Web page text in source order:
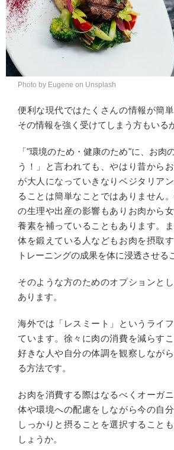
Photo by Eugene on Unsplash
便利な現代ではたくさんの情報が簡
その情報を強く受けてしまう方もいる
「"環境のため・健康のため"に、お肉
う！」と言われても、やはり昔から
が大人になっていきなりベジタリア
ることは簡単なことではありません
の生理や出産の影響もありお肉から
養素を補っていることもあります。ま
体を鍛えている人などもお肉を摂取
トレーニングの成果を体に浸透させる
そのような方のためのオプションと
あります。
海外では「レスミート」というライ
ています。徐々に肉の消費を減らす
好きな人や自分の体調を観察しなが
る方法です。
お肉を消費する際はなるべくオーガ
体や環境への配慮をしながら今の自
しっかりと摂ることを選択すること
しょうか。